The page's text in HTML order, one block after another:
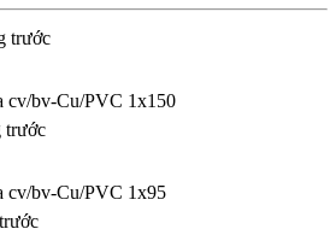
trước
cv/bv-Cu/PVC 1x150
trước
cv/bv-Cu/PVC 1x95